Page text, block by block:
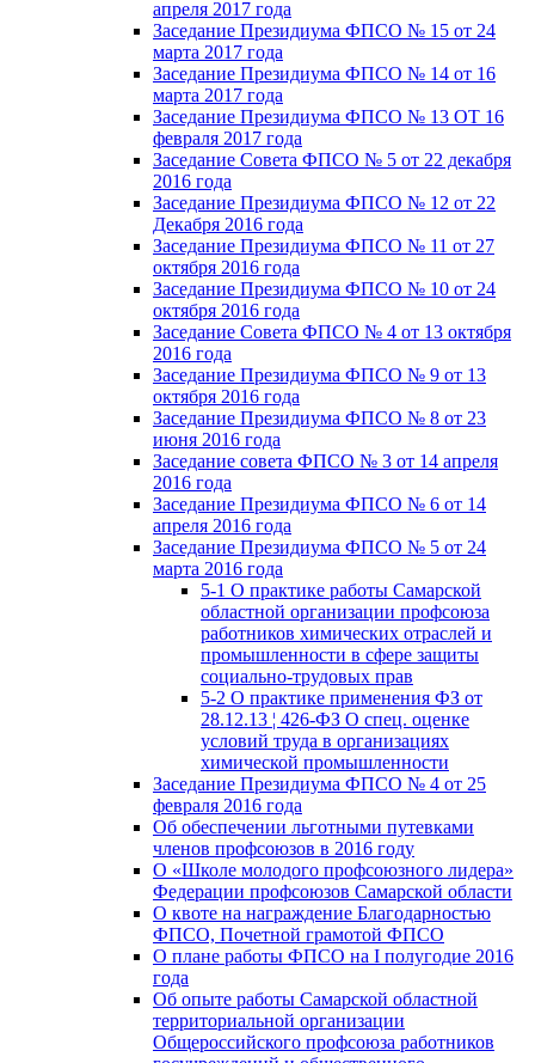
апреля 2017 года
Заседание Президиума ФПСО № 15 от 24
марта 2017 года
Заседание Президиума ФПСО № 14 от 16
марта 2017 года
Заседание Президиума ФПСО № 13 ОТ 16
февраля 2017 года
Заседание Совета ФПСО № 5 от 22 декабря
2016 года
Заседание Президиума ФПСО № 12 от 22
Декабря 2016 года
Заседание Президиума ФПСО № 11 от 27
октября 2016 года
Заседание Президиума ФПСО № 10 от 24
октября 2016 года
Заседание Совета ФПСО № 4 от 13 октября
2016 года
Заседание Президиума ФПСО № 9 от 13
октября 2016 года
Заседание Президиума ФПСО № 8 от 23
июня 2016 года
Заседание совета ФПСО № 3 от 14 апреля
2016 года
Заседание Президиума ФПСО № 6 от 14
апреля 2016 года
Заседание Президиума ФПСО № 5 от 24
марта 2016 года
5-1 О практике работы Самарской
областной организации профсоюза
работников химических отраслей и
промышленности в сфере защиты
социально-трудовых прав
5-2 О практике применения ФЗ от
28.12.13 ¦ 426-ФЗ О спец. оценке
условий труда в организациях
химической промышленности
Заседание Президиума ФПСО № 4 от 25
февраля 2016 года
Об обеспечении льготными путевками
членов профсоюзов в 2016 году
О «Школе молодого профсоюзного лидера»
Федерации профсоюзов Самарской области
О квоте на награждение Благодарностью
ФПСО, Почетной грамотой ФПСО
О плане работы ФПСО на I полугодие 2016
года
Об опыте работы Самарской областной
территориальной организации
Общероссийского профсоюза работников